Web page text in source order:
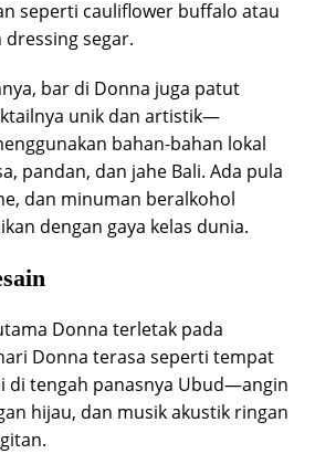
seperti cauliflower buffalo atau
segar.
bar di Donna juga patut
unik dan artistik—
bahan-bahan lokal
pandan, dan jahe Bali. Ada pula
dan minuman beralkohol
dengan gaya kelas dunia.
Donna terletak pada
Donna terasa seperti tempat
di tengah panasnya Ubud—angin
hijau, dan musik akustik ringan